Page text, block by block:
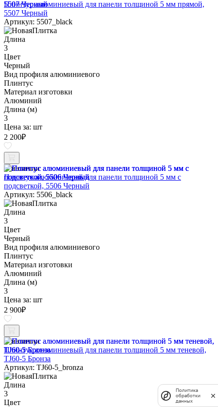
Плинтус алюминиевый для панели толщиной 5 мм прямой,
5507 Черный
Артикул: 5507_black
Длина
3
Цвет
Черный
Вид профиля алюминиевого
Плинтус
Материал изготовки
Алюминий
Длина (м)
3
Цена за: шт
2 200₽
В наличии
Плинтус алюминиевый для панели толщиной 5 мм с
подсветкой, 5506 Черный
Артикул: 5506_black
Длина
3
Цвет
Черный
Вид профиля алюминиевого
Плинтус
Материал изготовки
Алюминий
Длина (м)
3
Цена за: шт
2 900₽
В наличии
Плинтус алюминиевый для панели толщиной 5 мм теневой,
TJ60-5 Бронза
Артикул: TJ60-5_bronza
Длина
3
Цвет
Политика
обработки
данных